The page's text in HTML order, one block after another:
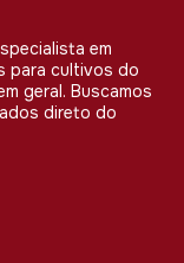
em
para cultivos do
geral. Buscamos
direto do